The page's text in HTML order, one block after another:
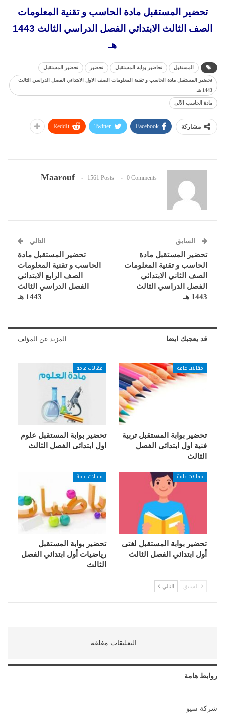
تحضير المستقبل مادة الحاسب و تقنية المعلومات
الصف الثالث الابتدائي الفصل الدراسي الثالث 1443
هـ
المستقبل تحاضير بوابة المستقبل تحضير تحضير المستقبل
تحضير المستقبل مادة الحاسب و تقنية المعلومات الصف الاول الابتدائي الفصل الدراسي الثالث
1443 هـ
مادة الحاسب الآلى
مشاركة Facebook
Twitter
ReddIt
Maarouf 1561 Posts 0 Comments
السابق
تحضير المستقبل مادة
الحاسب و تقنية المعلومات
الصف الثاني الابتدائي
الفصل الدراسي الثالث
1443 هـ
التالي
تحضير المستقبل مادة
الحاسب و تقنية المعلومات
الصف الرابع الابتدائي
الفصل الدراسي الثالث
1443 هـ
قد يعجبك ايضا المزيد عن المؤلف
مقالات عامة
تحضير بوابة المستقبل تربية
فنية اول ابتدائى الفصل
الثالث
مقالات عامة
تحضير بوابة المستقبل علوم
اول ابتدائى الفصل الثالث
مقالات عامة
تحضير بوابة المستقبل لغتى
أول ابتدائي الفصل الثالث
مقالات عامة
تحضير بوابة المستقبل
رياضيات أول ابتدائي الفصل
الثالث
السابق التالي
التعليقات مغلقة.
روابط هامة
شركة سيو